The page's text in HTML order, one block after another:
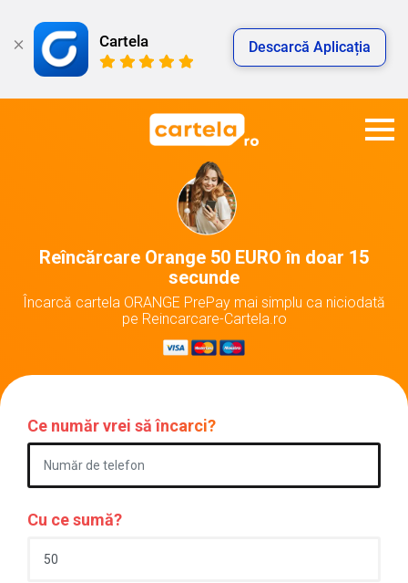
Cartela Descarcă Aplicația
Reîncărcare Orange 50 EURO în doar 15
secunde
Încarcă cartela ORANGE PrePay mai simplu ca niciodată
pe Reincarcare-Cartela.ro
Ce număr vrei să încarci?
Cu ce sumă?